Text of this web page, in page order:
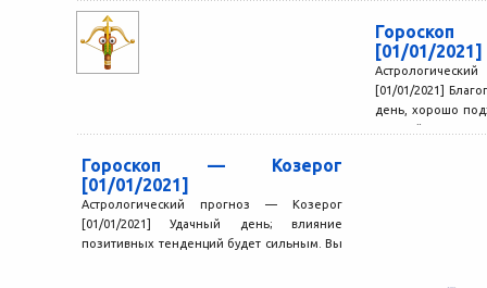
начинаниям...
[01/01/2021]
[01/01/2021]
день, хорошо
занятий и дел,
Гороскоп — Козерог
[01/01/2021]
Астрологический прогноз — Козерог
[01/01/2021] Удачный день; влияние
позитивных тенденций будет сильным. Вы